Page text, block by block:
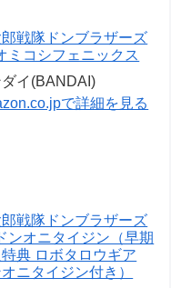
戦隊ドンブラザーズ
ミコシフェニックス
イ(BANDAI)
で詳細を見る
戦隊ドンブラザーズ
ンオニタイジン（早期
典 ロボタロウギア
オニタイジン付き）